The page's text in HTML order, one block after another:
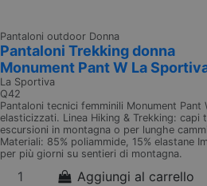
Pantaloni outdoor Donna
Pantaloni Trekking donna
Monument Pant W La
La Sportiva
Q42
Pantaloni tecnici femminili Monument
elasticizzati. Linea Hiking & Trekking: capi
escursioni in montagna o per lunghe
Materiali: 85% poliammide, 15% elastane
per più giorni su sentieri di montagna.
Aggiungi al carrello